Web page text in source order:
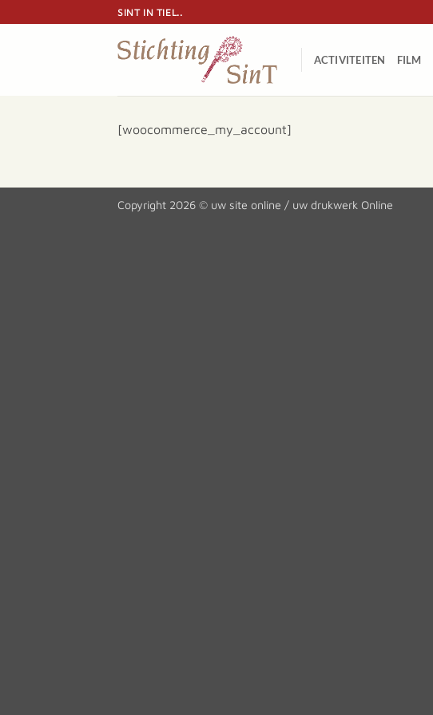
naar
SINT IN TIEL..
ACTIVITEITEN FILM
[woocommerce_my_account]
Copyright 2026 © uw site online / uw drukwerk Online